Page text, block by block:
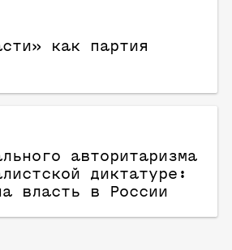
как партия
авторитаризма
диктатуре:
власть в России